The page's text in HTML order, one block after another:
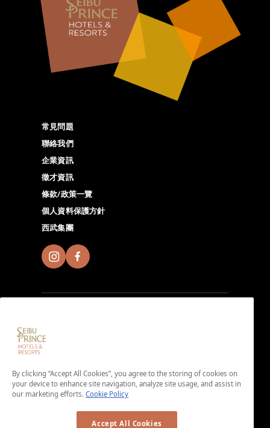
常見問題
聯絡我們
企業資訊
徵才資訊
條款/政策一覽
個人資料保護方針
西武集團
註冊成為Seibu Prince Global Rewards會員，至全球的
力。由此下載APP。
＜免入會費・免年費＞
By clicking “Accept All Cookies”, you agree to the storing of cookies on
your device to enhance site navigation, analyze site usage, and assist in
our marketing efforts. Cookie Policy
Accept All Cookies